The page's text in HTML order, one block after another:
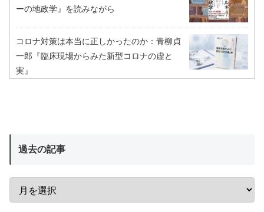
ーの地政学』を読みながら
コロナ対策は本当に正しかったのか：青柳貞
一郎『臨床現場からみた新型コロナの虚と
実』
過去の記事